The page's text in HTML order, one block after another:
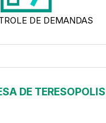
DE DEMANDAS
DE TERESOPOLIS